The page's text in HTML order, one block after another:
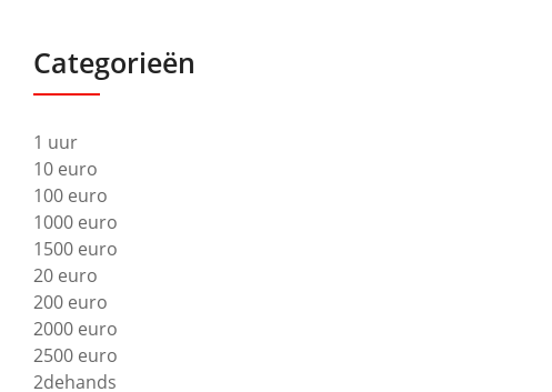
Categorieën
1 uur
10 euro
100 euro
1000 euro
1500 euro
20 euro
200 euro
2000 euro
2500 euro
2dehands